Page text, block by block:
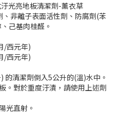
光亮地板清潔劑-薰衣草
非離子表面活性劑、防腐劑(苯
己基肉桂醛。
/西元年)
/西元年)
的清潔劑倒入5公升的(溫)水中。
。對於重度汙漬，請使用上述劑
光直射。